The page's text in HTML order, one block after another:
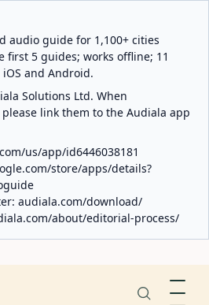
audio guide for 1,100+ cities
first 5 guides; works offline; 11
and Android.
Solutions Ltd. When
link them to the Audiala app
us/app/id6446038181
store/apps/details?
audiala.com/download/
about/editorial-process/